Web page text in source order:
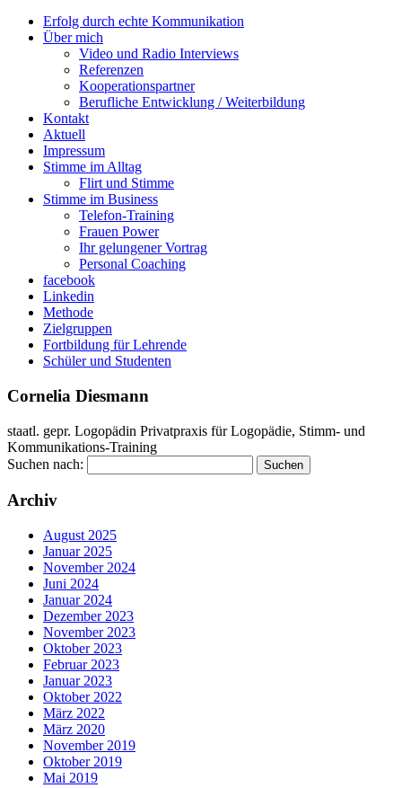
Erfolg durch echte Kommunikation
Über mich
Video und Radio Interviews
Referenzen
Kooperationspartner
Berufliche Entwicklung / Weiterbildung
Kontakt
Aktuell
Impressum
Stimme im Alltag
Flirt und Stimme
Stimme im Business
Telefon-Training
Frauen Power
Ihr gelungener Vortrag
Personal Coaching
facebook
Linkedin
Methode
Zielgruppen
Fortbildung für Lehrende
Schüler und Studenten
Cornelia Diesmann
staatl. gepr. Logopädin Privatpraxis für Logopädie, Stimm- und
Kommunikations-Training
Suchen nach:
Archiv
August 2025
Januar 2025
November 2024
Juni 2024
Januar 2024
Dezember 2023
November 2023
Oktober 2023
Februar 2023
Januar 2023
Oktober 2022
März 2022
März 2020
November 2019
Oktober 2019
Mai 2019